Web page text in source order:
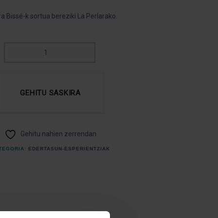
Bissé-k sortua bereziki La Perlarako.
1
QUANTITY
GEHITU SASKIRA
Gehitu nahien zerrendan
EDERTASUN-ESPERIENTZIAK